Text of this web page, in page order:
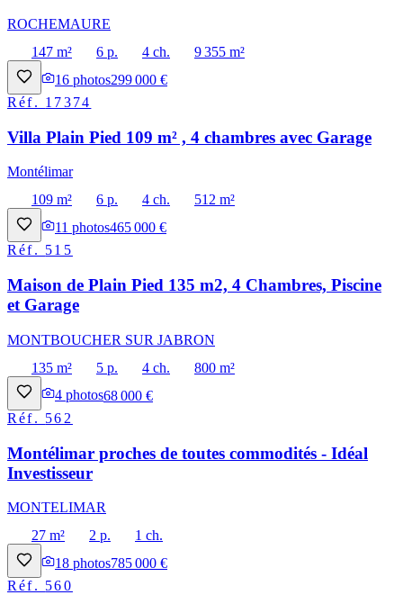
ROCHEMAURE
147 m²
6 p. 4 ch.
9 355 m²
16 photos299 000 €
Réf. 17374
Villa Plain Pied 109 m² , 4 chambres avec Garage
Montélimar
109 m²
6 p. 4 ch.
512 m²
11 photos465 000 €
Réf. 515
Maison de Plain Pied 135 m2, 4 Chambres, Piscine
et Garage
MONTBOUCHER SUR JABRON
135 m²
5 p. 4 ch.
800 m²
4 photos68 000 €
Réf. 562
Montélimar proches de toutes commodités - Idéal
Investisseur
MONTELIMAR
27 m²
2 p.
1 ch.
18 photos785 000 €
Réf. 560